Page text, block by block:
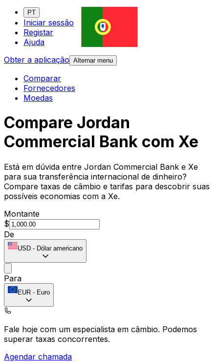
PT
Iniciar sessão
Registar
Ajuda
Obter a aplicação Alternar menu
Comparar
Fornecedores
Moedas
Compare Jordan
Commercial Bank com Xe
Está em dúvida entre Jordan Commercial Bank e Xe
para sua transferência internacional de dinheiro?
Compare taxas de câmbio e tarifas para descobrir suas
possíveis economias com a Xe.
Montante
$
De
USD - Dólar americano
Para
EUR - Euro
Fale hoje com um especialista em câmbio. Podemos
superar taxas concorrentes.
Agendar chamada